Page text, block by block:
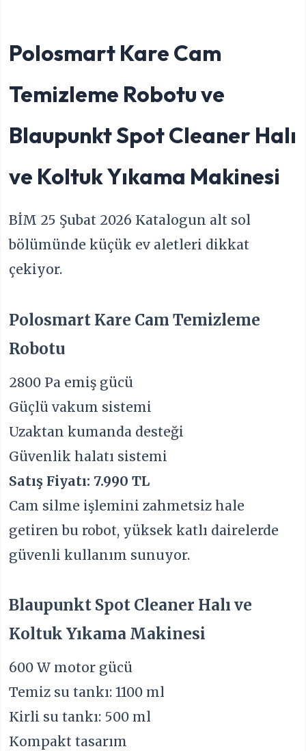
Polosmart Kare Cam
Temizleme Robotu ve
Blaupunkt Spot Cleaner Halı
ve Koltuk Yıkama Makinesi
BİM 25 Şubat 2026 Katalogun alt sol
bölümünde küçük ev aletleri dikkat
çekiyor.
Polosmart Kare Cam Temizleme
Robotu
2800 Pa emiş gücü
Güçlü vakum sistemi
Uzaktan kumanda desteği
Güvenlik halatı sistemi
Satış Fiyatı: 7.990 TL
Cam silme işlemini zahmetsiz hale
getiren bu robot, yüksek katlı dairelerde
güvenli kullanım sunuyor.
Blaupunkt Spot Cleaner Halı ve
Koltuk Yıkama Makinesi
600 W motor gücü
Temiz su tankı: 1100 ml
Kirli su tankı: 500 ml
Kompakt tasarım